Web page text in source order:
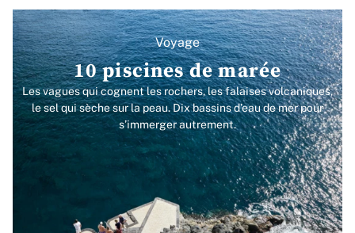
Voyage
10 piscines de marée
Les vagues qui cognent les rochers, les falaises volcaniques,
le sel qui sèche sur la peau. Dix bassins d’eau de mer pour
s’immerger autrement.